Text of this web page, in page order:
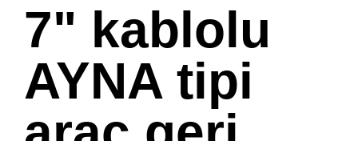
7" kablolu
AYNA tipi